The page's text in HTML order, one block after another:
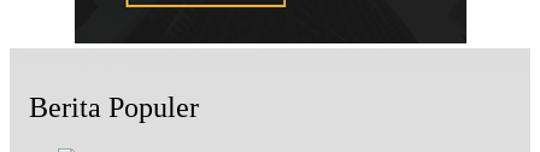
Berita Populer